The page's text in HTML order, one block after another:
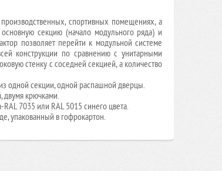
спортивных помещениях, а
секцию (начало модульного ряда) и
позволяет перейти к модульной системе
конструкции по сравнению с унитарными
стенку с соседней секцией, а количество
одной секции, одной распашной дверцы.
двумя крючками.
7035 или RAL 5015 синего цвета.
упакованный в гофрокартон.